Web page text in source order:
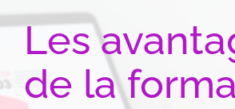
Les
de la